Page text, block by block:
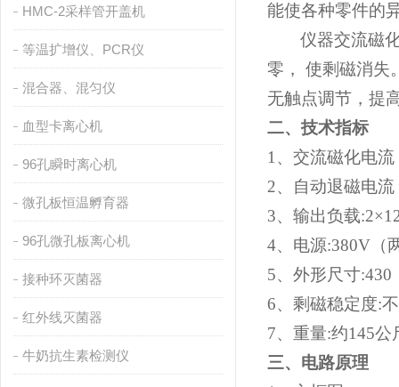
HMC-2采样管开盖机
等温扩增仪、PCR仪
混合器、混匀仪
血型卡离心机
96孔瞬时离心机
微孔板恒温孵育器
96孔微孔板离心机
接种环灭菌器
红外线灭菌器
牛奶抗生素检测仪
能使各种零件的
仪器交流磁
零， 使剩磁消失
无触点调节，提
二、技术指标
1 、交流磁化电
2、自动退磁电
3、输出负载:2×
4、电源:380V（
5、外形尺寸:430
6、剩磁稳定度:
7、重量:约145公
三、电路原理